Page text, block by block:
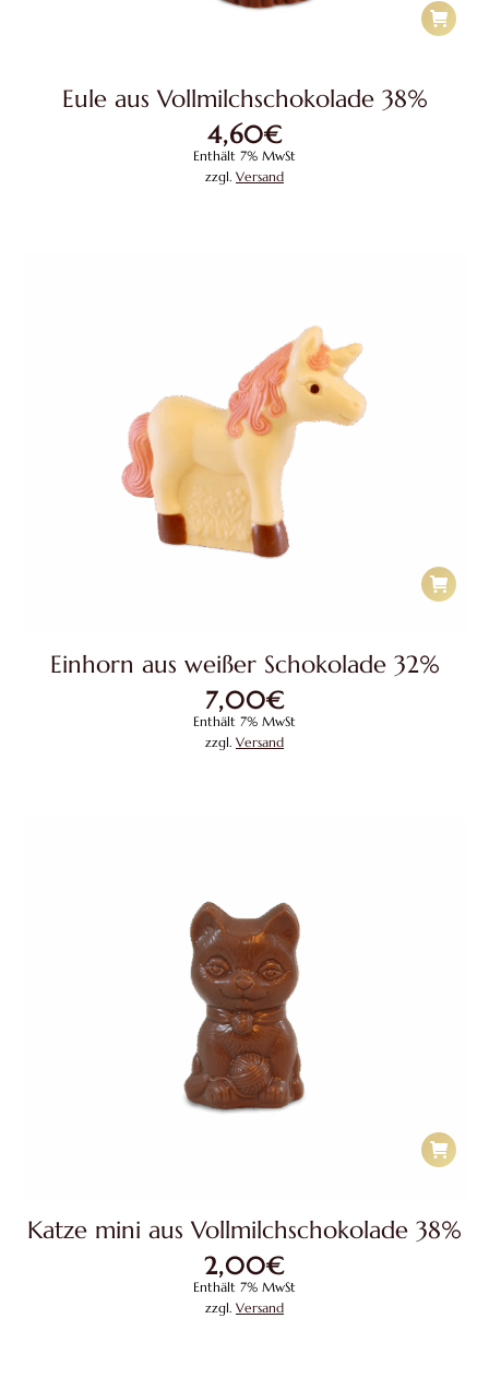
Eule aus Vollmilchschokolade 38%
4,60€
Enthält 7% MwSt
zzgl. Versand
Einhorn aus weißer Schokolade 32%
7,00€
Enthält 7% MwSt
zzgl. Versand
Katze mini aus Vollmilchschokolade 38%
2,00€
Enthält 7% MwSt
zzgl. Versand